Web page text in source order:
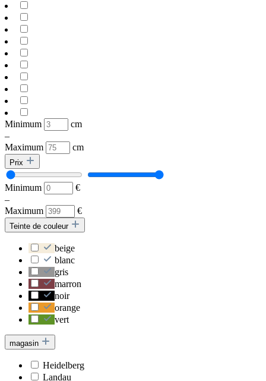
Minimum
cm
–
Maximum
cm
Prix
Minimum
€
–
Maximum
€
Teinte de couleur
beige
blanc
gris
marron
noir
orange
vert
magasin
Heidelberg
Landau